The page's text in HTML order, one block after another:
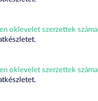
oklevelet szerzettek száma
oklevelet szerzettek száma